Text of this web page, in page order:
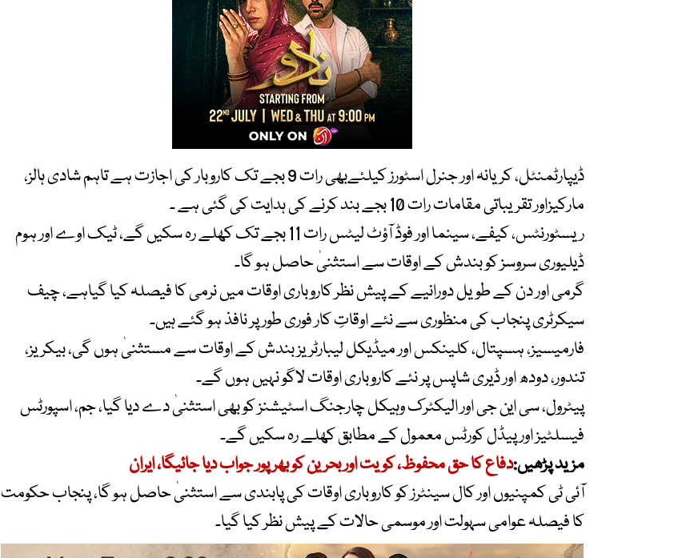
ڈیپارٹمنٹل، کریانہ اور جنرل اسٹورز کیلئےبھی رات 9 بجے تک کاروبار کی اجازت ہے تاہم شادی ہالز،
مارکیزاور تقریباتی مقامات رات 10 بجے بند کرنے کی ہدایت کی گئی ہے ۔
ریسٹورنٹس، کیفے، سینما اور فوڈ آؤٹ لیٹس رات 11 بجے تک کھلے رہ سکیں گے، ٹیک اوے اور ہوم
ڈیلیوری سروسز کو بندش کے اوقات سے استثنیٰ حاصل ہو گا۔
گرمی اور دن کے طویل دورانیے کے پیش نظر کاروباری اوقات میں نرمی کا فیصلہ کیا گیاہے، چیف
سیکرٹری پنجاب کی منظوری سے نئے اوقاتِ کار فوری طور پر نافذ ہو گئے ہیں۔
فارمیسیز، ہسپتال، کلینکس اور میڈیکل لیبارٹریز بندش کے اوقات سے مستثنیٰ ہوں گی، بیکریز،
تندور، دودھ اور ڈیری شاپس پر نئے کاروباری اوقات لاگو نہیں ہوں گے۔
پیٹرول، سی این جی اور الیکٹرک وہیکل چارجنگ اسٹیشنز کو بھی استثنیٰ دے دیا گیا، جم، اسپورٹس
فیسلٹیز اور پیڈل کورٹس معمول کے مطابق کھلے رہ سکیں گے۔
مزید پڑھیں:دفاع کا حق محفوظ، کویت اور بحرین کو بھرپور جواب دیا جائیگا، ایران
آئی ٹی کمپنیوں اور کال سینٹرز کو کاروباری اوقات کی پابندی سے استثنیٰ حاصل ہو گا، پنجاب حکومت
کا فیصلہ عوامی سہولت اور موسمی حالات کے پیش نظر کیا گیا۔